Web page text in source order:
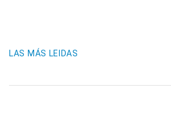
LAS MÁS LEIDAS